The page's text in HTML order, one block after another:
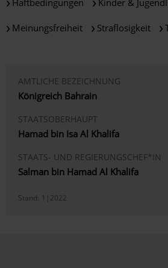
Meinungsfreiheit Straflosigkeit
AMTLICHE BEZEICHNUNG
Königreich Bahrain
STAATSOBERHAUPT
Hamad bin Isa Al Khalifa
STAATS- UND REGIERUNGSCHEF*IN
Salman bin Hamad Al Khalifa
Stand: 1|2022